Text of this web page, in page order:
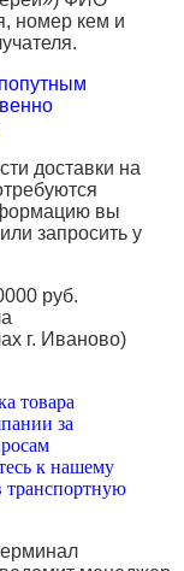
номер кем и
доставки на
вы
запросить у
руб.
г. Иваново)
товара
за
к нашему
транспортную